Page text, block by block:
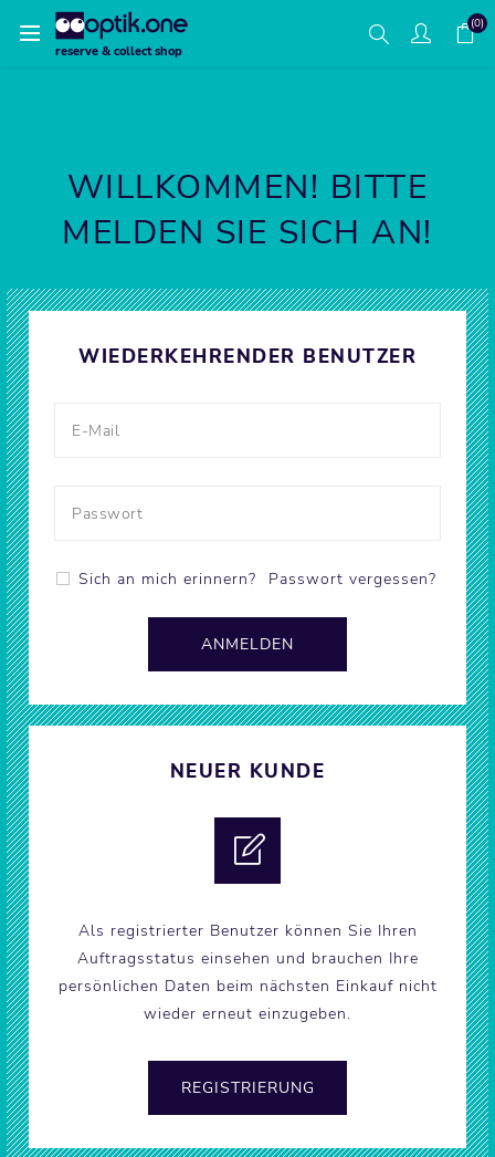
reserve & collect shop
(0)
WILLKOMMEN! BITTE
MELDEN SIE SICH AN!
WIEDERKEHRENDER BENUTZER
Sich an mich erinnern? Passwort vergessen?
NEUER KUNDE
Als registrierter Benutzer können Sie Ihren
Auftragsstatus einsehen und brauchen Ihre
persönlichen Daten beim nächsten Einkauf nicht
wieder erneut einzugeben.